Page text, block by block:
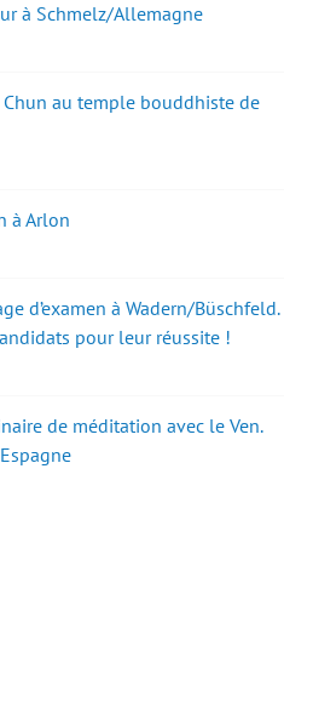
à Schmelz/Allemagne
au temple bouddhiste de
à Arlon
d’examen à Wadern/Büschfeld.
pour leur réussite !
de méditation avec le Ven.